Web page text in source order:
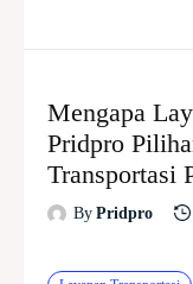
Mengapa
Pridpro
Transportasi
By Pridpro